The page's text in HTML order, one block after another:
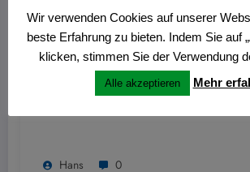
Hans 0
Wir verwenden Cookies auf unserer
beste Erfahrung zu bieten. Indem Sie auf
klicken, stimmen Sie der Verwendung
Alle akzeptieren Mehr